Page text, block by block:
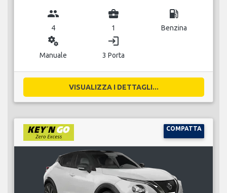
group
4
business_center
1
local_gas_station
Benzina
miscellaneous_services
Manuale
login
3 Porta
VISUALIZZA I DETTAGLI...
COMPATTA